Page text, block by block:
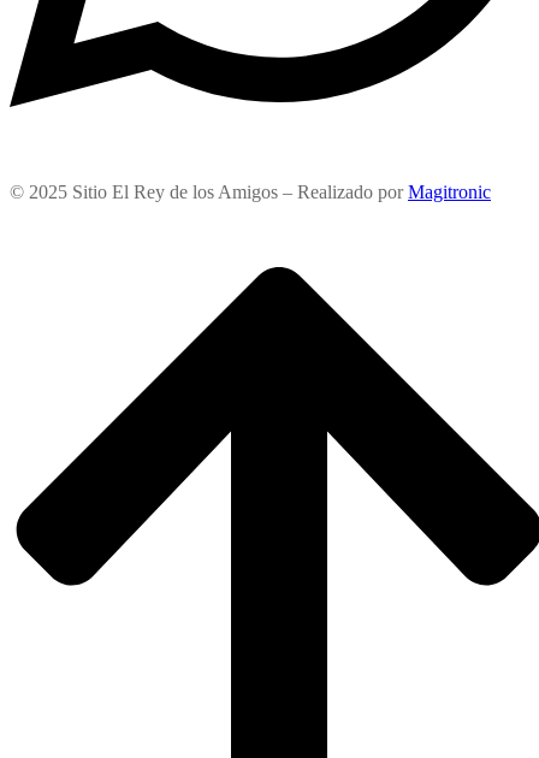
© 2025 Sitio El Rey de los Amigos – Realizado porMagitronic